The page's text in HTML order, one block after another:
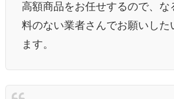
高額商品をお任せするので、な
料のない業者さんでお願いした
ます。